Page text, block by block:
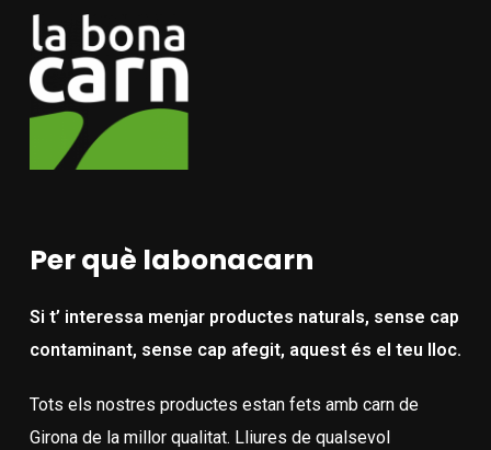
Per què labonacarn
Si t’ interessa menjar productes naturals, sense cap
contaminant, sense cap afegit, aquest és el teu lloc.
Tots els nostres productes estan fets amb carn de
Girona de la millor qualitat. Lliures de qualsevol